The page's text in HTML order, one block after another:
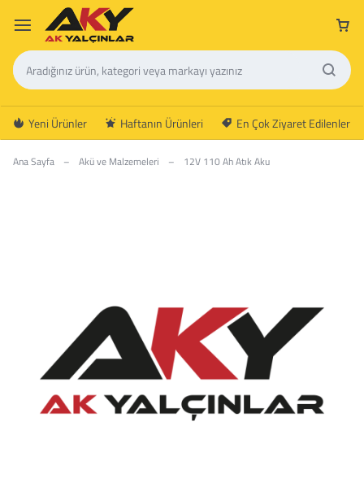
Yeni Ürünler Haftanın Ürünleri En Çok Ziyaret Edilenler
Ana Sayfa – Akü ve Malzemeleri – 12V 110 Ah Atık Aku